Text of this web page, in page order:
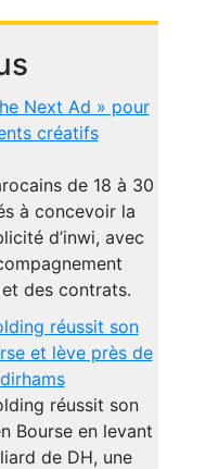
Next Ad » pour
créatifs
de 18 à 30
à concevoir la
d’inwi, avec
des contrats.
réussit son
et lève près de
réussit son
Bourse en levant
de DH, une